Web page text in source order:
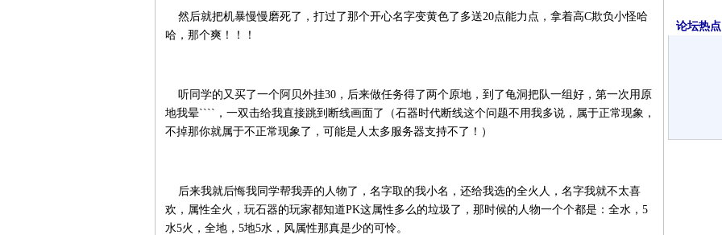
然后就把机暴慢慢磨死了，打过了那个开心名字变黄色了多送20点能力点，拿着高C欺负小怪哈
哈，那个爽！！！
听同学的又买了一个阿贝外挂30，后来做任务得了两个原地，到了龟洞把队一组好，第一次用原
地我晕````，一双击给我直接跳到断线画面了（石器时代断线这个问题不用我多说，属于正常现象，
不掉那你就属于不正常现象了，可能是人太多服务器支持不了！）
后来我就后悔我同学帮我弄的人物了，名字取的我小名，还给我选的全火人，名字我就不太喜
欢，属性全火，玩石器的玩家都知道PK这属性多么的垃圾了，那时候的人物一个个都是：全水，5
水5火，全地，5地5水，风属性那真是少的可怜。
论坛热点